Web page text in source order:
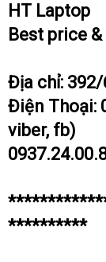
t
r
HT Laptop
Best price
Địa chỉ: 392/
Điện Thoại:
viber, fb)
**********